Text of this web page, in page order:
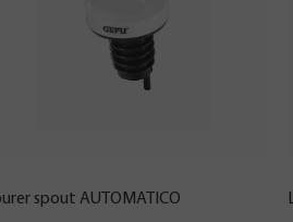
spout AUTOMATICO